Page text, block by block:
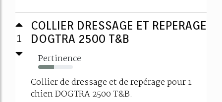
1
COLLIER DRESSAGE ET REPERAGE
DOGTRA 2500 T&B
Pertinence
45%
Collier de dressage et de repérage pour 1
chien DOGTRA 2500 T&B.